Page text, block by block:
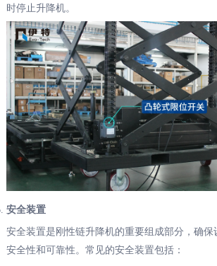
时停止升降机。
安全装置
安全装置是刚性链升降机的重要组成部分，确保
安全性和可靠性。常见的安全装置包括：